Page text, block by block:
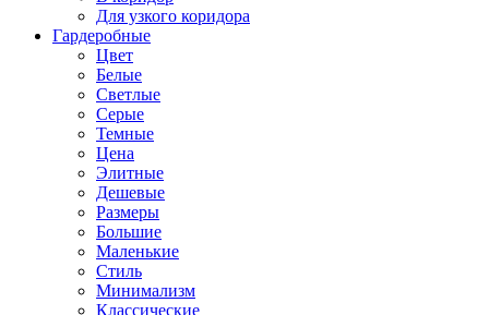
Для узкого коридора
Гардеробные
Цвет
Белые
Светлые
Серые
Темные
Цена
Элитные
Дешевые
Размеры
Большие
Маленькие
Стиль
Минимализм
Классические